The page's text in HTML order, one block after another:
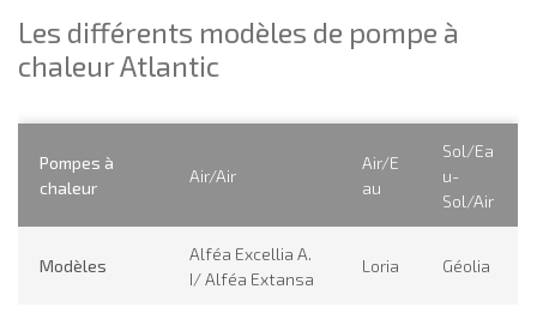
Les différents modèles de pompe à
chaleur Atlantic
Pompes à
chaleur
Air/Air
Air/E
au
Sol/Ea
u-
Sol/Air
Modèles
Alféa Excellia A.
I/ Alféa Extansa
Loria Géolia